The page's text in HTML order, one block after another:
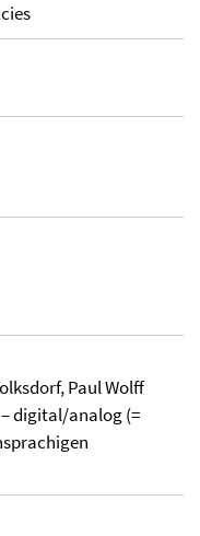
Paul Wolff
digital/analog (=